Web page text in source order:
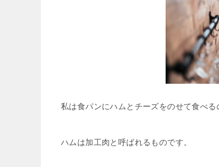
私は食パンにハムとチーズをのせて食べる
ハムは加工肉と呼ばれるものです。